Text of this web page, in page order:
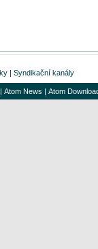
| Syndikační kanály
| Atom News | Atom